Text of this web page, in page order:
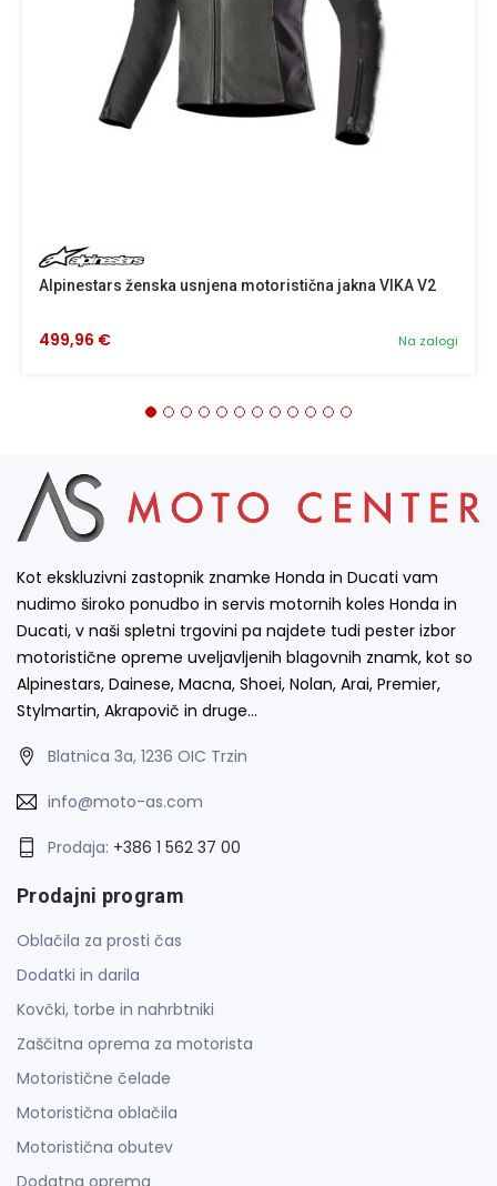
Alpinestars ženska usnjena motoristična jakna VIKA V2
Na zalogi
499,96 €
Kot ekskluzivni zastopnik znamke Honda in Ducati vam
nudimo široko ponudbo in servis motornih koles Honda in
Ducati, v naši spletni trgovini pa najdete tudi pester izbor
motoristične opreme uveljavljenih blagovnih znamk, kot so
Alpinestars, Dainese, Macna, Shoei, Nolan, Arai, Premier,
Stylmartin, Akrapovič in druge…
Blatnica 3a, 1236 OIC Trzin
info@moto-as.com
Prodaja: +386 1 562 37 00
Prodajni program
Oblačila za prosti čas
Dodatki in darila
Kovčki, torbe in nahrbtniki
Zaščitna oprema za motorista
Motoristične čelade
Motoristična oblačila
Motoristična obutev
Dodatna oprema